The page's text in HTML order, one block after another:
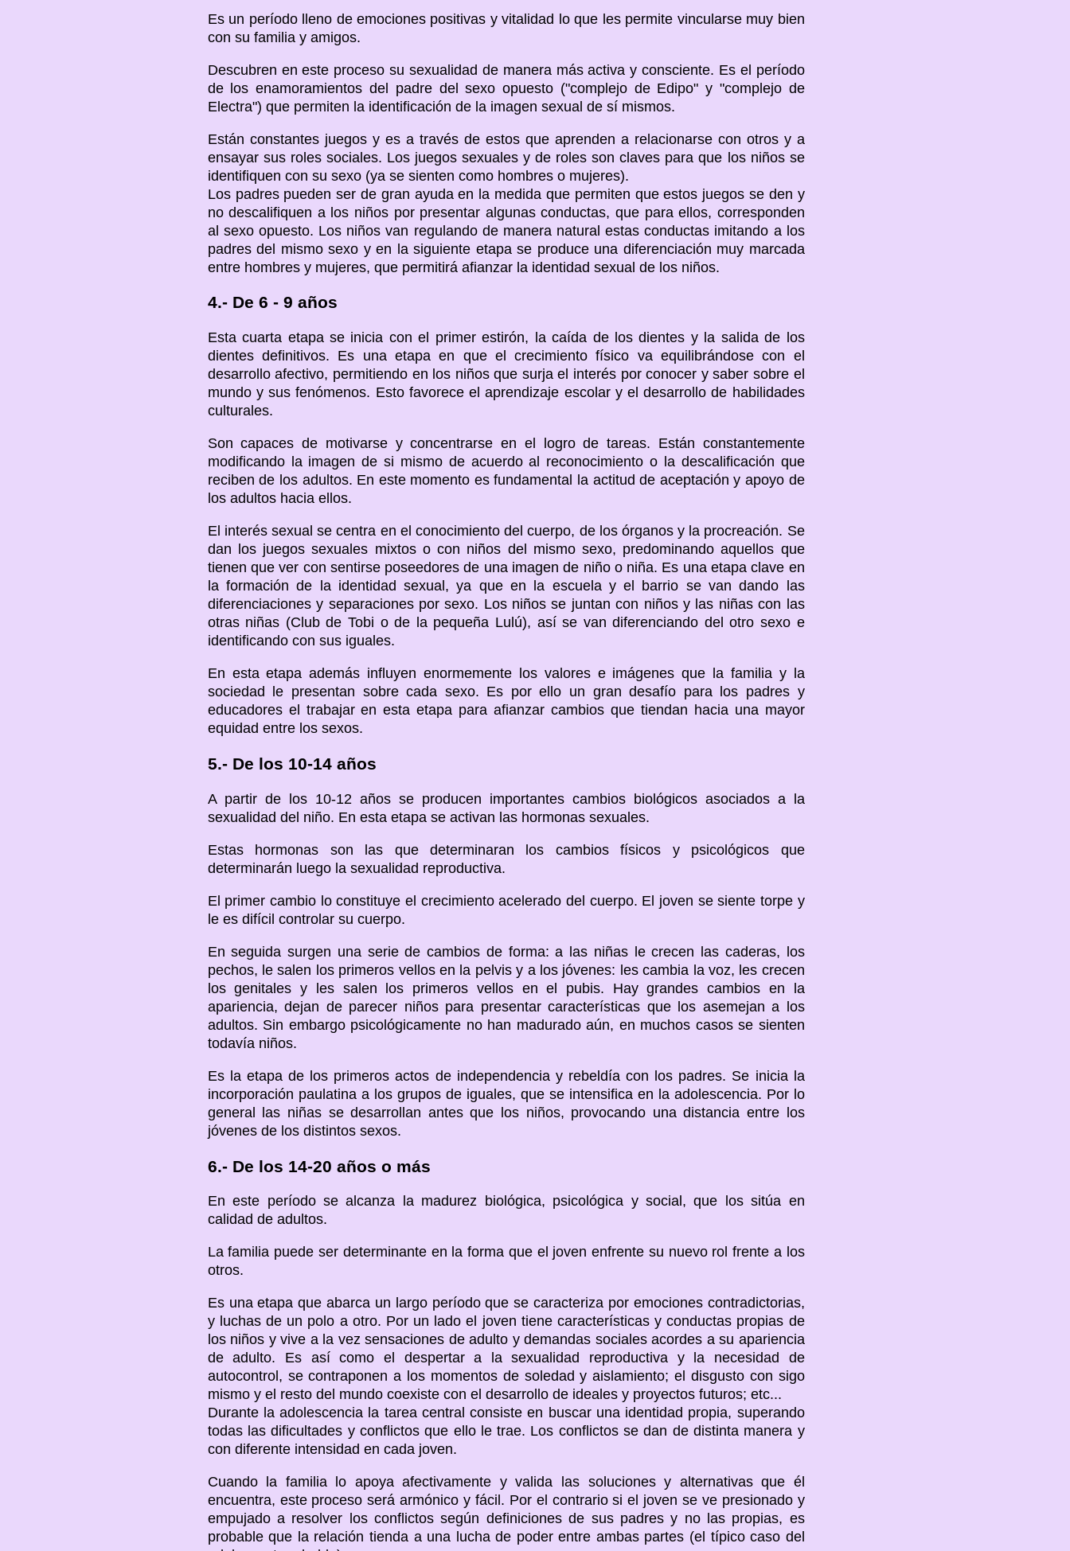
Es un período lleno de emociones positivas y vitalidad lo que les permite vincularse muy bien
con su familia y amigos.
Descubren en este proceso su sexualidad de manera más activa y consciente. Es el período
de los enamoramientos del padre del sexo opuesto ("complejo de Edipo" y "complejo de
Electra") que permiten la identificación de la imagen sexual de sí mismos.
Están constantes juegos y es a través de estos que aprenden a relacionarse con otros y a
ensayar sus roles sociales. Los juegos sexuales y de roles son claves para que los niños se
identifiquen con su sexo (ya se sienten como hombres o mujeres).
Los padres pueden ser de gran ayuda en la medida que permiten que estos juegos se den y
no descalifiquen a los niños por presentar algunas conductas, que para ellos, corresponden
al sexo opuesto. Los niños van regulando de manera natural estas conductas imitando a los
padres del mismo sexo y en la siguiente etapa se produce una diferenciación muy marcada
entre hombres y mujeres, que permitirá afianzar la identidad sexual de los niños.
4.- De 6 - 9 años
Esta cuarta etapa se inicia con el primer estirón, la caída de los dientes y la salida de los
dientes definitivos. Es una etapa en que el crecimiento físico va equilibrándose con el
desarrollo afectivo, permitiendo en los niños que surja el interés por conocer y saber sobre el
mundo y sus fenómenos. Esto favorece el aprendizaje escolar y el desarrollo de habilidades
culturales.
Son capaces de motivarse y concentrarse en el logro de tareas. Están constantemente
modificando la imagen de si mismo de acuerdo al reconocimiento o la descalificación que
reciben de los adultos. En este momento es fundamental la actitud de aceptación y apoyo de
los adultos hacia ellos.
El interés sexual se centra en el conocimiento del cuerpo, de los órganos y la procreación. Se
dan los juegos sexuales mixtos o con niños del mismo sexo, predominando aquellos que
tienen que ver con sentirse poseedores de una imagen de niño o niña. Es una etapa clave en
la formación de la identidad sexual, ya que en la escuela y el barrio se van dando las
diferenciaciones y separaciones por sexo. Los niños se juntan con niños y las niñas con las
otras niñas (Club de Tobi o de la pequeña Lulú), así se van diferenciando del otro sexo e
identificando con sus iguales.
En esta etapa además influyen enormemente los valores e imágenes que la familia y la
sociedad le presentan sobre cada sexo. Es por ello un gran desafío para los padres y
educadores el trabajar en esta etapa para afianzar cambios que tiendan hacia una mayor
equidad entre los sexos.
5.- De los 10-14 años
A partir de los 10-12 años se producen importantes cambios biológicos asociados a la
sexualidad del niño. En esta etapa se activan las hormonas sexuales.
Estas hormonas son las que determinaran los cambios físicos y psicológicos que
determinarán luego la sexualidad reproductiva.
El primer cambio lo constituye el crecimiento acelerado del cuerpo. El joven se siente torpe y
le es difícil controlar su cuerpo.
En seguida surgen una serie de cambios de forma: a las niñas le crecen las caderas, los
pechos, le salen los primeros vellos en la pelvis y a los jóvenes: les cambia la voz, les crecen
los genitales y les salen los primeros vellos en el pubis. Hay grandes cambios en la
apariencia, dejan de parecer niños para presentar características que los asemejan a los
adultos. Sin embargo psicológicamente no han madurado aún, en muchos casos se sienten
todavía niños.
Es la etapa de los primeros actos de independencia y rebeldía con los padres. Se inicia la
incorporación paulatina a los grupos de iguales, que se intensifica en la adolescencia. Por lo
general las niñas se desarrollan antes que los niños, provocando una distancia entre los
jóvenes de los distintos sexos.
6.- De los 14-20 años o más
En este período se alcanza la madurez biológica, psicológica y social, que los sitúa en
calidad de adultos.
La familia puede ser determinante en la forma que el joven enfrente su nuevo rol frente a los
otros.
Es una etapa que abarca un largo período que se caracteriza por emociones contradictorias,
y luchas de un polo a otro. Por un lado el joven tiene características y conductas propias de
los niños y vive a la vez sensaciones de adulto y demandas sociales acordes a su apariencia
de adulto. Es así como el despertar a la sexualidad reproductiva y la necesidad de
autocontrol, se contraponen a los momentos de soledad y aislamiento; el disgusto con sigo
mismo y el resto del mundo coexiste con el desarrollo de ideales y proyectos futuros; etc...
Durante la adolescencia la tarea central consiste en buscar una identidad propia, superando
todas las dificultades y conflictos que ello le trae. Los conflictos se dan de distinta manera y
con diferente intensidad en cada joven.
Cuando la familia lo apoya afectivamente y valida las soluciones y alternativas que él
encuentra, este proceso será armónico y fácil. Por el contrario si el joven se ve presionado y
empujado a resolver los conflictos según definiciones de sus padres y no las propias, es
probable que la relación tienda a una lucha de poder entre ambas partes (el típico caso del